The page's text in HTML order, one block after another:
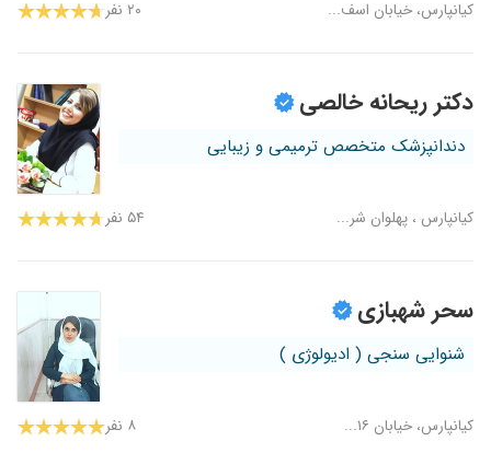
کیانپارس، خیابان اسف... ۲۰ نفر
دکتر ریحانه خالصی
دندانپزشک متخصص ترمیمی و زیبایی
کیانپارس ، پهلوان شر... ۵۴ نفر
سحر شهبازی
شنوایی سنجی ( ادیولوژی )
کیانپارس، خیابان ۱۶... ۸ نفر